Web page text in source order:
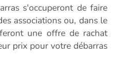
s'occuperont de faire
associations ou, dans le
une offre de rachat
prix pour votre débarras